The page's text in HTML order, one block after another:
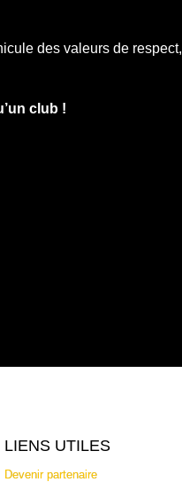
des valeurs de respect,
club !
LIENS UTILES
Devenir partenaire